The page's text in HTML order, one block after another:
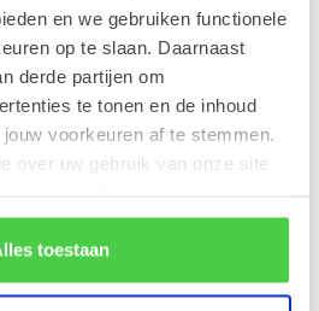
en we gebruiken functionele
op te slaan. Daarnaast
derde partijen om
te tonen en de inhoud
voorkeuren af te stemmen.
over uw gebruik van onze site
bepaalde cookies blokkeert, het
de website kan verstoren.
toestaan